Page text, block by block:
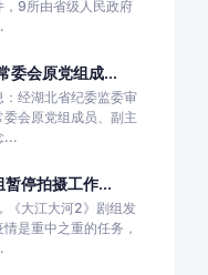
9所由省级人民政府
委会原党组成...
经湖北省纪委监委审
会原党组成员、副主
...
暂停拍摄工作...
《大江大河2》剧组发
是重中之重的任务，